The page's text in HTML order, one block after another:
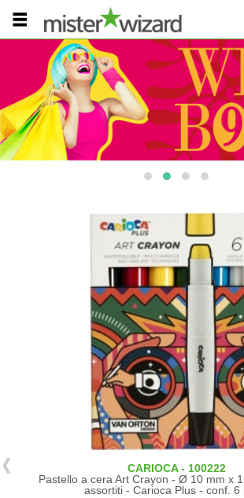
CARIOCA - 100222
Pastello a cera Art Crayon - Ø 10 mm x
assortiti - Carioca Plus - conf. 6